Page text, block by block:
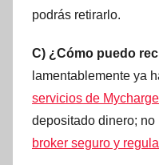
podrás retirarlo.
C) ¿Cómo puedo
lamentablemente ya
servicios de
depositado dinero;
broker seguro y